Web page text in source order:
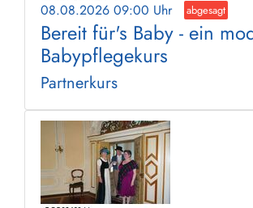
08.08.2026 09:00 Uhr abgesagt
Bereit für's Baby - ein
Babypflegekurs
Partnerkurs